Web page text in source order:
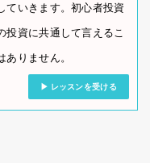
ていきます。初心者投資
投資に共通して言えるこ
りません。
レッスンを受ける